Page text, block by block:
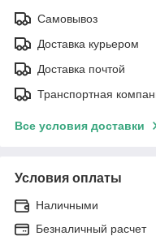
Самовывоз
Доставка курьером
Доставка почтой
Транспортная
Все условия доставки
Условия оплаты
Наличными
Безналичный расчет